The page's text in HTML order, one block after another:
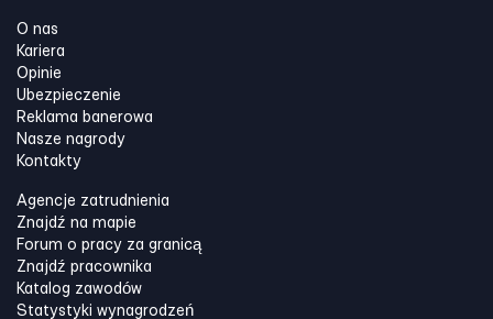
O nas
Kariera
Opinie
Ubezpieczenie
Reklama banerowa
Nasze nagrody
Kontakty
Agencje zatrudnienia
Znajdź na mapie
Forum o pracy za granicą
Znajdź pracownika
Katalog zawodów
Statystyki wynagrodzeń